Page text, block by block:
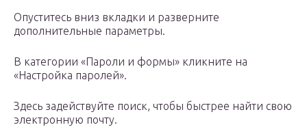
Опуститесь вниз вкладки и разверните
дополнительные параметры.
В категории «Пароли и формы» кликните на
«Настройка паролей».
Здесь задействуйте поиск, чтобы быстрее найти свою
электронную почту.